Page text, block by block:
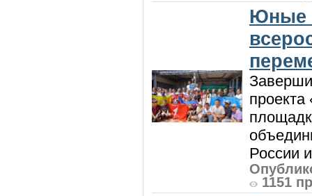
Юные
России
1151